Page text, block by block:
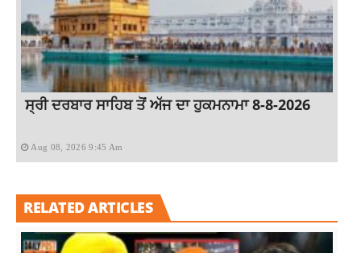
ਸ੍ਰੀ ਦਰਬਾਰ ਸਾਹਿਬ ਤੋਂ ਅੱਜ ਦਾ ਹੁਕਮਨਾਮਾ 8-8-2026
Aug 08, 2026 9:45 Am
RELATED ARTICLES